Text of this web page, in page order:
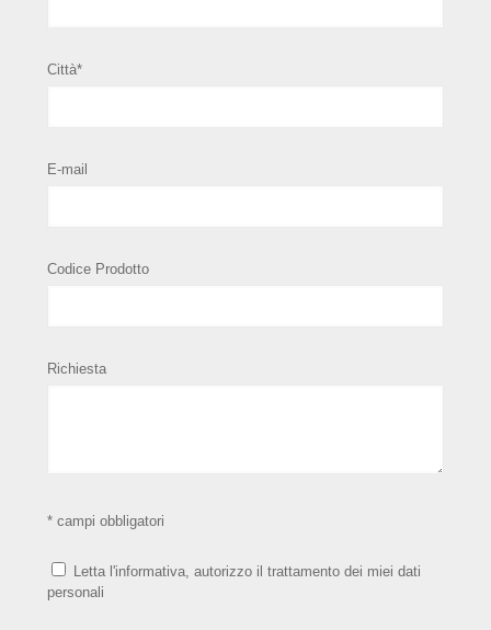
Città*
E-mail
Codice Prodotto
Richiesta
* campi obbligatori
Letta l'informativa, autorizzo il trattamento dei miei dati
personali